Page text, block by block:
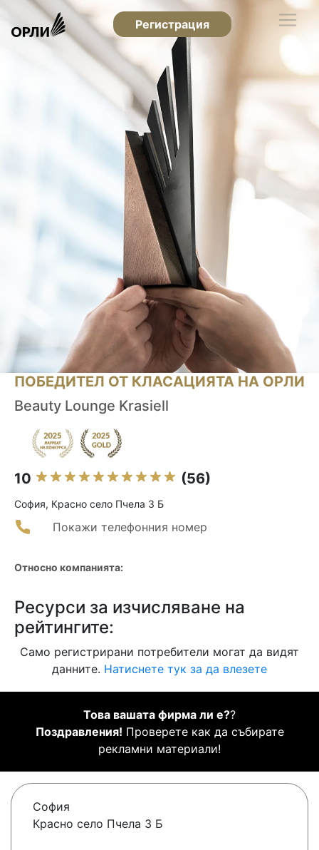
Регистрация
ПОБЕДИТЕЛ ОТ КЛАСАЦИЯТА НА ОРЛИ
Beauty Lounge Krasiell
10 (56)
София, Красно село Пчела 3 Б
Покажи телефонния номер
Относно компанията:
Ресурси за изчисляване на
рейтингите:
Само регистрирани потребители могат да видят
данните. Натиснете тук за да влезете
Това вашата фирма ли е??
Поздравления! Проверете как да събирате
рекламни материали!
София
Красно село Пчела 3 Б